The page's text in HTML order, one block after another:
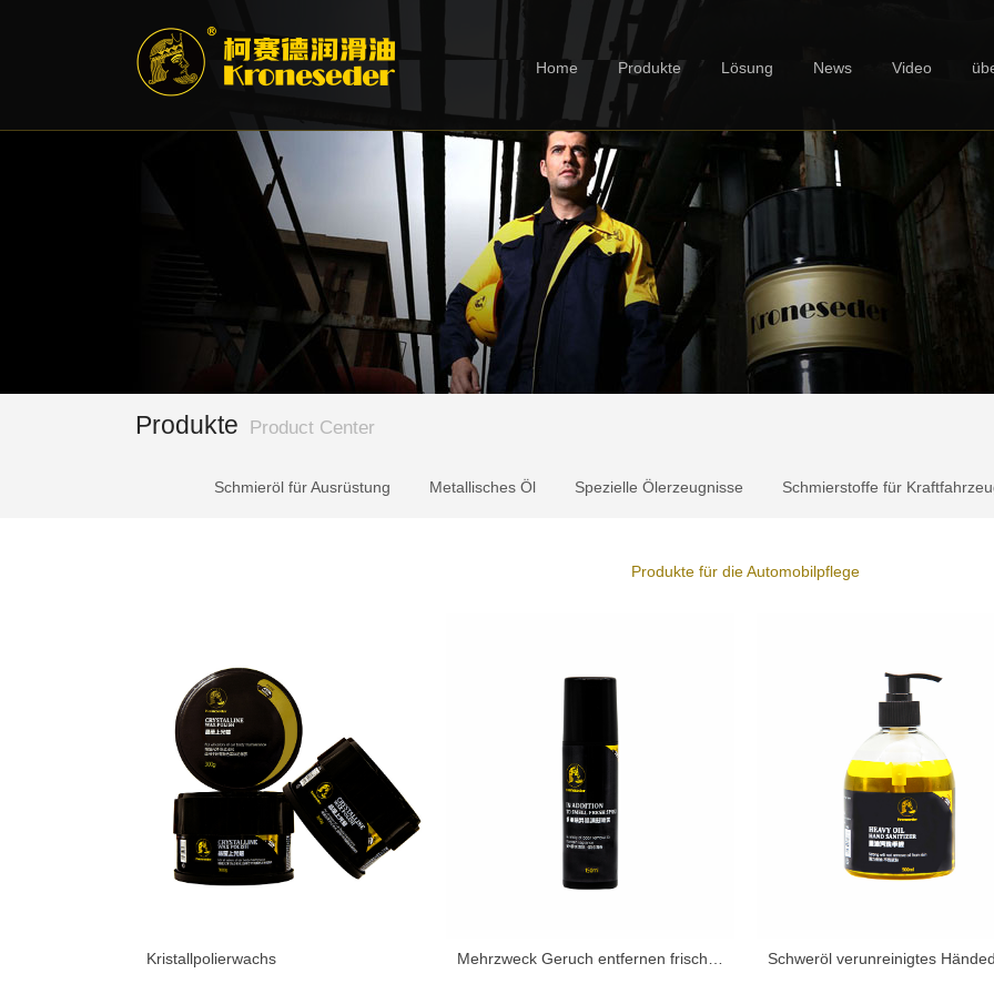
Home Produkte Lösung News Video
Produkte Product Center
Schmieröl für Ausrüstung Metallisches Öl Spezielle Ölerzeugnisse Schmierstoffe für
Produkte für die Automobilpflege
Kristallpolierwachs